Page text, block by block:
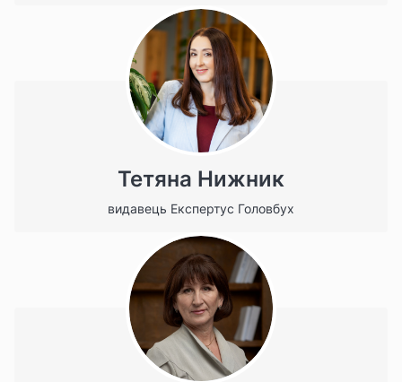
Тетяна Нижник
видавець Експертус Головбух